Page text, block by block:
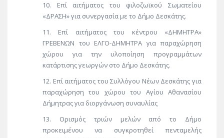
Επί αιτήματος του φιλοζωϊκού Σωματείου
«ΔΡΑΣΗ» για συνεργασία με το Δήμο Δεσκάτης.
Επί αιτήματος του κέντρου «ΔΗΜΗΤΡΑ»
ΓΡΕΒΕΝΩΝ του ΕΛΓΟ-ΔΗΜΗΤΡΑ για παραχώρηση
χώρου για την υλοποίηση προγραμμάτων
κατάρτισης γεωργών στο Δήμο Δεσκάτης.
Επί αιτήματος του Συλλόγου Νέων Δεσκάτης για
παραχώρηση του χώρου του Αγίου Αθανασίου
Δήμητρας για διοργάνωση συναυλίας
Ορισμός τριών μελών από το Δήμο
προκειμένου να συγκροτηθεί πενταμελής